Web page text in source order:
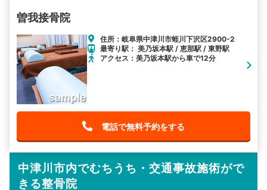
曽我接骨院
住所：岐阜県中津川市蛭川下沢区2900-2
最寄り駅： 美乃坂本駅 / 恵那駅 / 東野駅
アクセス：美乃坂本駅から車で12分
電話で無料予約をする
中津川市内でむちうち・交通事故施術がで
きる整骨院